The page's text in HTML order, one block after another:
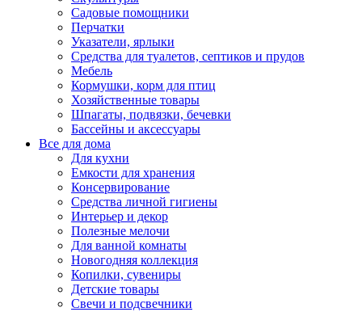
Садовые помощники
Перчатки
Указатели, ярлыки
Средства для туалетов, септиков и прудов
Мебель
Кормушки, корм для птиц
Хозяйственные товары
Шпагаты, подвязки, бечевки
Бассейны и аксессуары
Все для дома
Для кухни
Емкости для хранения
Консервирование
Средства личной гигиены
Интерьер и декор
Полезные мелочи
Для ванной комнаты
Новогодняя коллекция
Копилки, сувениры
Детские товары
Свечи и подсвечники